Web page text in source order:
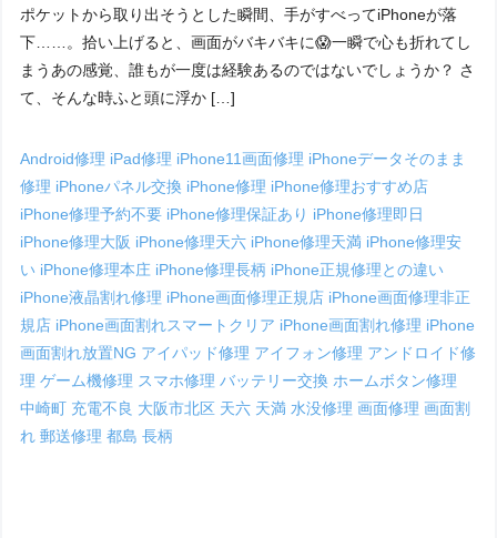
ポケットから取り出そうとした瞬間、手がすべってiPhoneが落
下……。拾い上げると、画面がバキバキに😱一瞬で心も折れてし
まうあの感覚、誰もが一度は経験あるのではないでしょうか？ さ
て、そんな時ふと頭に浮か […]
Android修理 iPad修理 iPhone11画面修理 iPhoneデータそのまま
修理 iPhoneパネル交換 iPhone修理 iPhone修理おすすめ店
iPhone修理予約不要 iPhone修理保証あり iPhone修理即日
iPhone修理大阪 iPhone修理天六 iPhone修理天満 iPhone修理安
い iPhone修理本庄 iPhone修理長柄 iPhone正規修理との違い
iPhone液晶割れ修理 iPhone画面修理正規店 iPhone画面修理非正
規店 iPhone画面割れスマートクリア iPhone画面割れ修理 iPhone
画面割れ放置NG アイパッド修理 アイフォン修理 アンドロイド修
理ゲーム機修理 スマホ修理バッテリー交換 ホームボタン修理
中崎町 充電不良 大阪市北区 天六 天満 水没修理画面修理画面割
れ郵送修理都島長柄